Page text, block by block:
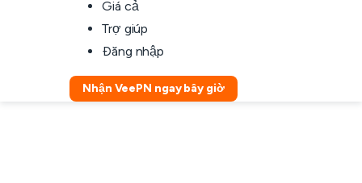
Giá cả
Trợ giúp
Đăng nhập
Nhận VeePN ngay bây giờ